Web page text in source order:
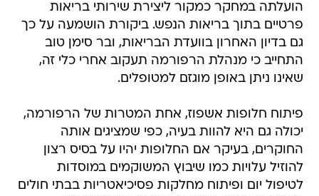
הועלתה במחקר כמקור ליצירת שירותי בריאות
פרטיים בתוך בריאות הנפש. ביקורת הושמעה על כך
גם בדיון האחרון בוועדת הבריאות, ובר סימן טוב
התחייב כי מנהלת הרפורמה תעקוב אחרי כלי זה,
שאינו ניתן באופן מוגזם למטופלים.
פיתוח חלופות אשפוז, אחת המטרות של הרפורמה,
יכולה גם היא להוות בעיה, כפי שמציגים אותה
החוקרים, בעיקר אם החלופות יהיו על בסיס רצון
להוזיל עלויות כמו שיבוץ המשוקמים במוסדות
לטיפול יום ופיתוח מחלקות פסיכיאטריות בבתי חולים